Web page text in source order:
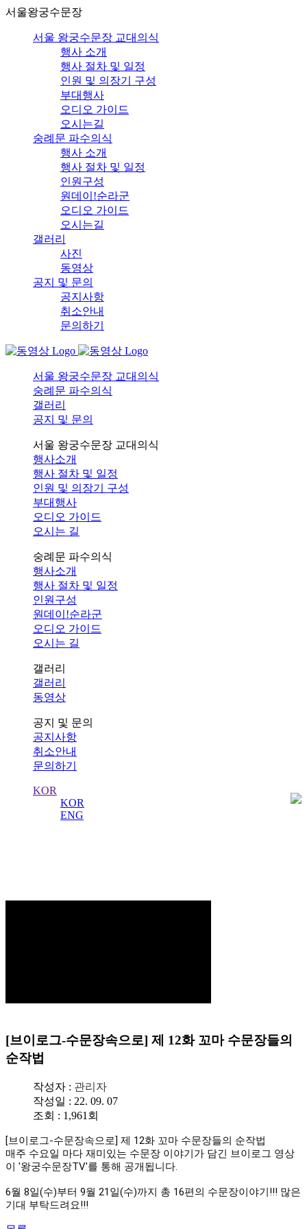
서울왕궁수문장
서울 왕궁수문장 교대의식
행사 소개
행사 절차 및 일정
인원 및 의장기 구성
부대행사
오디오 가이드
오시는길
숭례문 파수의식
행사 소개
행사 절차 및 일정
인원구성
원데이!순라군
오디오 가이드
오시는길
갤러리
사진
동영상
공지 및 문의
공지사항
취소안내
문의하기
서울 왕궁수문장 교대의식
숭례문 파수의식
갤러리
공지 및 문의
서울 왕궁수문장 교대의식
행사소개
행사 절차 및 일정
인원 및 의장기 구성
부대행사
오디오 가이드
오시는 길
숭례문 파수의식
행사소개
행사 절차 및 일정
인원구성
원데이!순라군
오디오 가이드
오시는 길
갤러리
갤러리
동영상
공지 및 문의
공지사항
취소안내
문의하기
KOR
KOR
ENG
[브이로그-수문장속으로] 제 12화 꼬마 수문장들의
순작법
작성자 : 관리자
작성일 : 22. 09. 07
조회 : 1,961회
[브이로그-수문장속으로] 제 12화 꼬마 수문장들의 순작법
매주 수요일 마다 재미있는 수문장 이야기가 담긴 브이로그 영상
이 '왕궁수문장TV'를 통해 공개됩니다.
6월 8일(수)부터 9월 21일(수)까지 총 16편의 수문장이야기!!! 많은
기대 부탁드려요!!!